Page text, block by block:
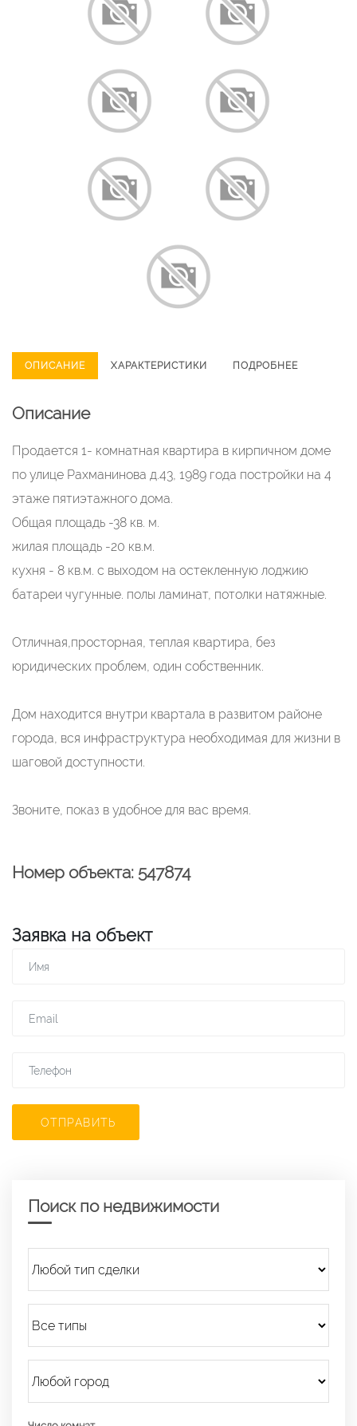
ОПИСАНИЕ ХАРАКТЕРИСТИКИ ПОДРОБНЕЕ
Описание
Продается 1- комнатная квартира в кирпичном доме
по улице Рахманинова д.43, 1989 года постройки на 4
этаже пятиэтажного дома.
Общая площадь -38 кв. м.
жилая площадь -20 кв.м.
кухня - 8 кв.м. с выходом на остекленную лоджию
батареи чугунные. полы ламинат, потолки натяжные.
Отличная,просторная, теплая квартира, без
юридических проблем, один собственник.
Дом находится внутри квартала в развитом районе
города, вся инфраструктура необходимая для жизни в
шаговой доступности.
Звоните, показ в удобное для вас время.
Номер объекта: 547874
Заявка на объект
ОТПРАВИТЬ
Поиск по недвижимости